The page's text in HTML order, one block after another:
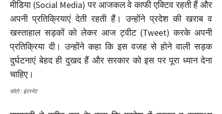
मीडिया (Social Media) पर आजकल वे काफी एक्टिव रहती हैं और
अपनी प्रतिक्रियाएं देती रहती हैं। उन्होंने प्रदेश की खराब व
खस्ताहाल सड़कों को लेकर आज ट्वीट (Tweet) करके अपनी
प्रतिक्रिया दी। उन्होंने कहा कि इस वजह से होने वाली सड़क
दुर्घटनाएं बेहद ही दुखद हैं और सरकार को इस पर पूरा ध्यान देना
चाहिए।
फोटो : इंटरनेट